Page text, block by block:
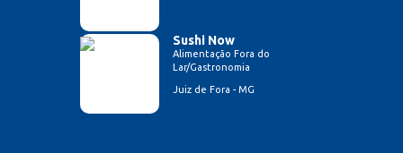
Sushi Now
Alimentação Fora do
Lar/Gastronomia
Juiz de Fora - MG